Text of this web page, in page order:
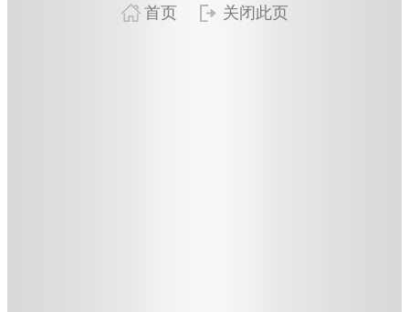
首页
关闭此页